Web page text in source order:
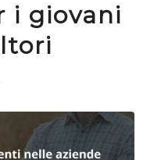
i giovani